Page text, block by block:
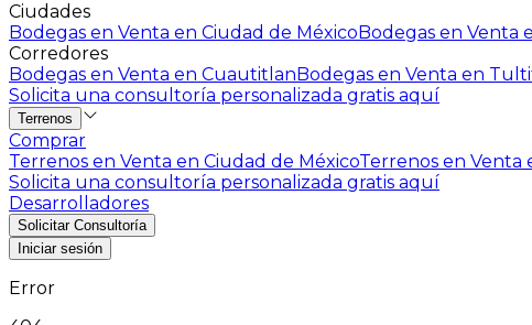
Ciudades
Bodegas en Venta en Ciudad de MéxicoBodegas en Venta
Corredores
Bodegas en Venta en CuautitlanBodegas en Venta en
Solicita una consultoría personalizada gratis aquí
Terrenos
Comprar
Terrenos en Venta en Ciudad de MéxicoTerrenos en Venta
Solicita una consultoría personalizada gratis aquí
Desarrolladores
Solicitar Consultoría
Iniciar sesión
Error